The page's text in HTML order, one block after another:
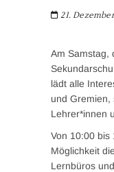
21.
Am Samstag,
lädt alle
und Gremien,
Lehrer*innen
Von 10:00 bis
Möglichkeit
Lernbüros